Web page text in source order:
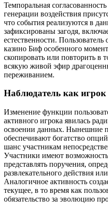
Темпоральная
генерации воздействия
что события реализуются в
зафиксированы загодя,
естественности.
казино Биф особенного
скопировать или повторить в
всякую живой эфир
переживанием.
Наблюдатель как игрок
Изменение функции
активного игрока явилась
освоении данных. Нынешние
обеспечивают богатство
шанс участникам
Участники имеют
представлять поручения,
развлекательного действия
Аналогичное активность
текущее, в то время как
обязательство за эволюцию